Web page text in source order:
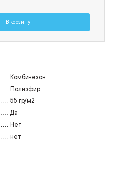
В корзину
Комбинезон
Полиэфир
55 гр/м2
Да
Нет
нет